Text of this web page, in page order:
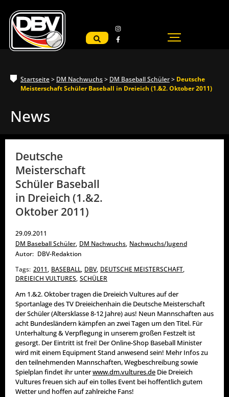
Startseite> DM Nachwuchs> DM Baseball Schüler> Deutsche
Meisterschaft Schüler Baseball in Dreieich (1.&2. Oktober 2011)
News
Deutsche
Meisterschaft
Schüler Baseball
in Dreieich (1.&2.
Oktober 2011)
29.09.2011
DM Baseball Schüler, DM Nachwuchs, Nachwuchs/Jugend
Autor: DBV-Redaktion
Tags: 2011, BASEBALL, DBV, DEUTSCHE MEISTERSCHAFT,
DREIEICH VULTURES, SCHÜLER
Am 1.&2. Oktober tragen die Dreieich Vultures auf der
Sportanlage des TV Dreieichenhain die Deutsche Meisterschaft
der Schüler (Altersklasse 8-12 Jahre) aus! Neun Mannschaften aus
acht Bundesländern kämpfen an zwei Tagen um den Titel. Für
Unterhaltung & Verpflegung in unserem großen Festzelt ist
gesorgt. Der Eintritt ist frei! Der Online-Shop Baseball Minister
wird mit einem Equipment Stand anwesend sein! Mehr Infos zu
den teilnehmenden Mannschaften, Wegbeschreibung sowie
Spielplan findet ihr unterwww.dm.vultures.de Die Dreieich
Vultures freuen sich auf ein tolles Event bei hoffentlich gutem
Wetter und hoffen auf zahlreiche Fans!